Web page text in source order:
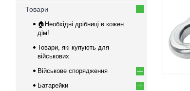
Товари
🏠Необхідні дрібниці в кожен
дім!
Товари, які купують для
військових
Військове спорядження
Батарейки